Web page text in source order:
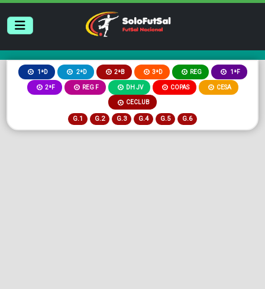
1ªD 2ªD 2ªB 3ªD REG 1ªF
2ªF REG F DH JV COPAS CESA
CECLUB
G.1 G.2 G.3 G.4 G.5 G.6